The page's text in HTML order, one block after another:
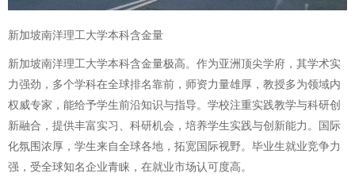
新加坡南洋理工大学本科含金量
新加坡南洋理工大学本科含金量极高。作为亚洲顶尖学府，其学术实
力强劲，多个学科在全球排名靠前，师资力量雄厚，教授多为领域内
权威专家，能给予学生前沿知识与指导。学校注重实践教学与科研创
新融合，提供丰富实习、科研机会，培养学生实践与创新能力。国际
化氛围浓厚，学生来自全球各地，拓宽国际视野。毕业生就业竞争力
强，受全球知名企业青睐，在就业市场认可度高。